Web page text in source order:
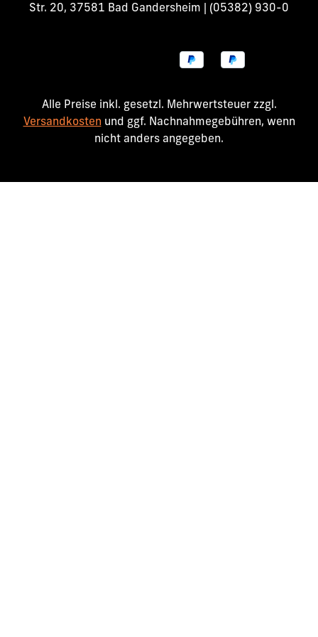
Str. 20, 37581 Bad Gandersheim | (05382) 930-0
Alle Preise inkl. gesetzl. Mehrwertsteuer zzgl.
Versandkosten und ggf. Nachnahmegebühren, wenn
nicht anders angegeben.